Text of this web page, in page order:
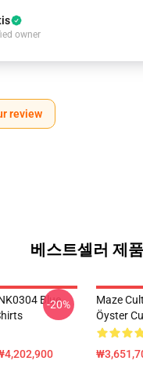
owner
review
베스트셀러 제품
Blue
-20%
Maze
Öyster